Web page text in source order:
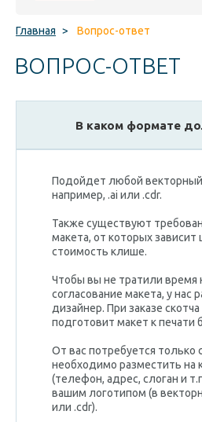
Главная > Вопрос-ответ
ВОПРОС-ОТВЕТ
В каком формате
Подойдет любой
например, .ai или .cdr.
Также существуют
макета, от которых зависит
стоимость клише.
Чтобы вы не тратили время
согласование макета, у нас
дизайнер. При заказе
подготовит макет к печати
От вас потребуется только
необходимо разместить на
(телефон, адрес, слоган и
вашим логотипом (в
или .cdr).